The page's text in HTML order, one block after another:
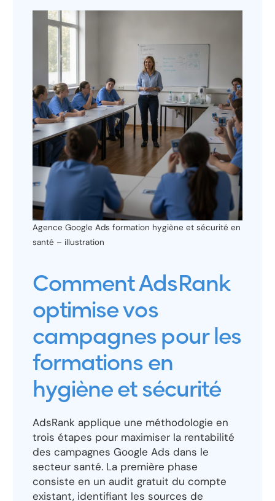
Agence Google Ads formation hygiène et sécurité en
santé – illustration
Comment AdsRank
optimise vos
campagnes pour les
formations en
hygiène et sécurité
AdsRank applique une méthodologie en
trois étapes pour maximiser la rentabilité
des campagnes Google Ads dans le
secteur santé. La première phase
consiste en un audit gratuit du compte
existant, identifiant les sources de